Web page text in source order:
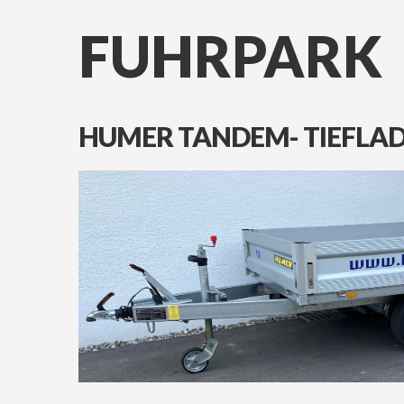
FUHRPARK
HUMERTANDEM-